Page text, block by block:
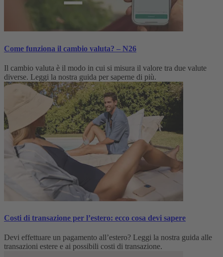
Come funziona il cambio valuta? – N26
Il cambio valuta è il modo in cui si misura il valore tra due valute
diverse. Leggi la nostra guida per saperne di più.
Costi di transazione per l’estero: ecco cosa devi sapere
Devi effettuare un pagamento all’estero? Leggi la nostra guida alle
transazioni estere e ai possibili costi di transazione.